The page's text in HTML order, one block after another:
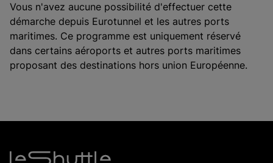
Vous n'avez aucune possibilité d'effectuer cette
démarche depuis Eurotunnel et les autres ports
maritimes. Ce programme est uniquement réservé
dans certains aéroports et autres ports maritimes
proposant des destinations hors union Européenne.